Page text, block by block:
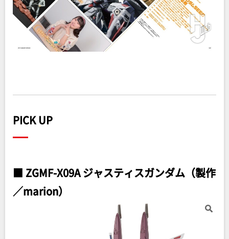
PICK UP
■ ZGMF-X09A ジャスティスガンダム（製作
／marion）